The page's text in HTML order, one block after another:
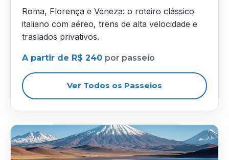
Roma, Florença e Veneza: o roteiro clássico
italiano com aéreo, trens de alta velocidade e
traslados privativos.
A partir de R$ 240 por passeio
Ver Todos os Passeios